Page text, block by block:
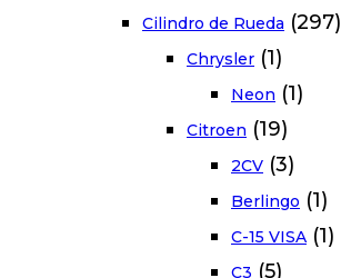
Cilindro de Rueda (297)
Chrysler (1)
Neon (1)
Citroen (19)
2CV (3)
Berlingo (1)
C-15 VISA (1)
C3 (5)